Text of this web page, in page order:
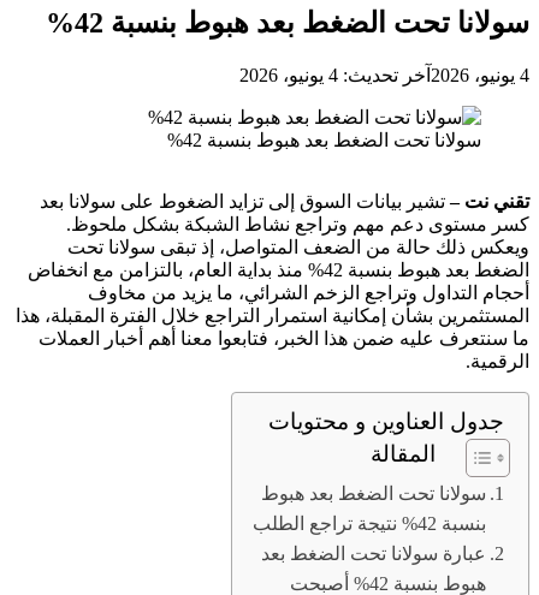
سولانا تحت الضغط بعد هبوط بنسبة 42%
4 يونيو، 2026 آخر تحديث: 4 يونيو، 2026
سولانا تحت الضغط بعد هبوط بنسبة 42%
تقني نت –تشير بيانات السوق إلى تزايد الضغوط على سولانا بعد
كسر مستوى دعم مهم وتراجع نشاط الشبكة بشكل ملحوظ.
ويعكس ذلك حالة من الضعف المتواصل، إذ تبقى سولانا تحت
الضغط بعد هبوط بنسبة 42% منذ بداية العام، بالتزامن مع انخفاض
أحجام التداول وتراجع الزخم الشرائي، ما يزيد من مخاوف
المستثمرين بشأن إمكانية استمرار التراجع خلال الفترة المقبلة، هذا
ما سنتعرف عليه ضمن هذا الخبر، فتابعوا معنا أهم أخبار العملات
الرقمية.
جدول العناوين و محتويات
المقالة
سولانا تحت الضغط بعد هبوط
بنسبة 42% نتيجة تراجع الطلب
عبارة سولانا تحت الضغط بعد
هبوط بنسبة 42% أصبحت